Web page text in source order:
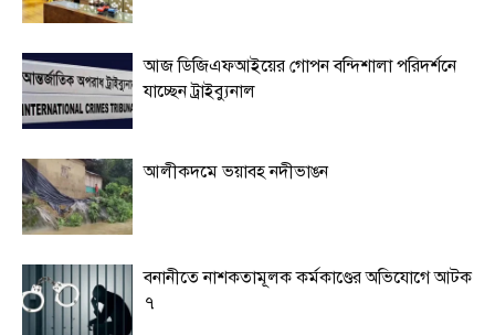
আজ ডিজিএফআইয়ের গোপন বন্দিশালা পরিদর্শনে
যাচ্ছেন ট্রাইব্যুনাল
আলীকদমে ভয়াবহ নদীভাঙন
বনানীতে নাশকতামূলক কর্মকাণ্ডের অভিযোগে আটক
৭